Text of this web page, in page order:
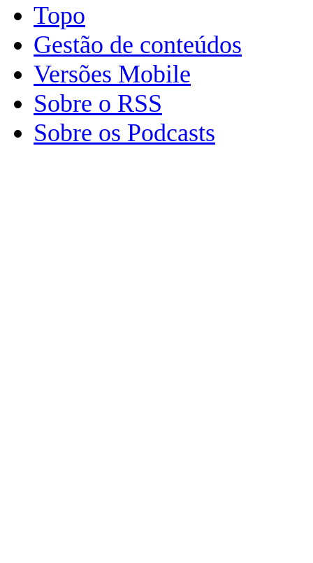
Topo
Gestão de conteúdos
Versões Mobile
Sobre o RSS
Sobre os Podcasts